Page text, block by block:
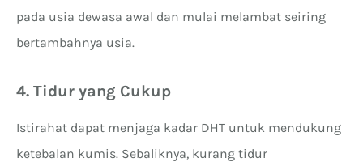
pada usia dewasa awal dan mulai melambat seiring
bertambahnya usia.
4. Tidur yang Cukup
Istirahat dapat menjaga kadar DHT untuk mendukung
ketebalan kumis. Sebaliknya, kurang tidur